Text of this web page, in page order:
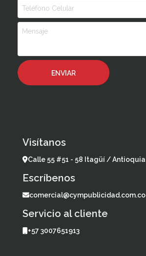
Visítanos
Calle 55 #51 - 58 Itagüí / Antioquia
Escríbenos
comercial@cympublicidad.com.co
Servicio al cliente
+57 3007651913